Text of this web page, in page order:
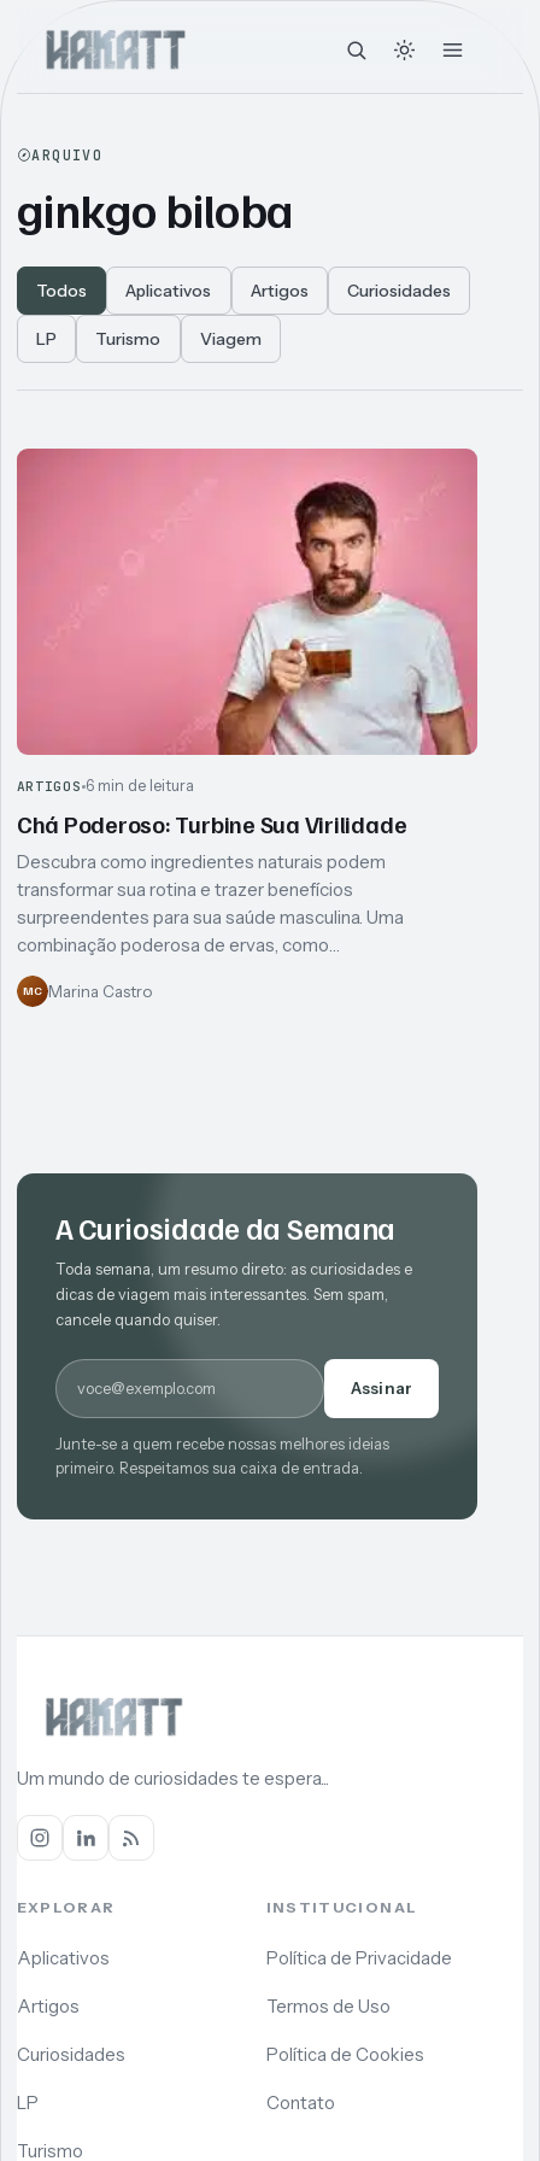
ARQUIVO
ginkgo biloba
Todos Aplicativos Artigos Curiosidades
LP Turismo Viagem
Articles
ARTIGOS 6 min de leitura
Chá Poderoso: Turbine Sua Virilidade
Descubra como ingredientes naturais podem
transformar sua rotina e trazer benefícios
surpreendentes para sua saúde masculina. Uma
combinação poderosa de ervas, como…
MC Marina Castro
A Curiosidade da Semana
Toda semana, um resumo direto: as curiosidades e
dicas de viagem mais interessantes. Sem spam,
cancele quando quiser.
E-mail
Assinar
Junte-se a quem recebe nossas melhores ideias
primeiro. Respeitamos sua caixa de entrada.
Um mundo de curiosidades te espera...
EXPLORAR
Aplicativos
Artigos
Curiosidades
LP
Turismo
INSTITUCIONAL
Política de Privacidade
Termos de Uso
Política de Cookies
Contato